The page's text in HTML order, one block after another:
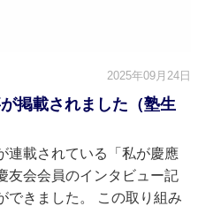
2025年09月24日
掲載されました（塾生
連載されている「私が慶應
友会会員のインタビュー記
できました。 この取り組み